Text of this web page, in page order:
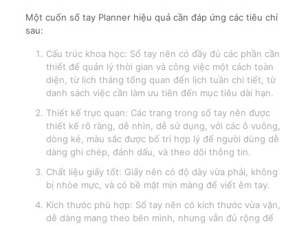
Một cuốn sổ tay Planner hiệu quả cần đáp ứng các tiêu chí
sau:
Cấu trúc khoa học: Sổ tay nên có đầy đủ các phần cần
thiết để quản lý thời gian và công việc một cách toàn
diện, từ lịch tháng tổng quan đến lịch tuần chi tiết, từ
danh sách việc cần làm ưu tiên đến mục tiêu dài hạn.
Thiết kế trực quan: Các trang trong sổ tay nên được
thiết kế rõ ràng, dễ nhìn, dễ sử dụng, với các ô vuông,
dòng kẻ, màu sắc được bố trí hợp lý để người dùng dễ
dàng ghi chép, đánh dấu, và theo dõi thông tin.
Chất liệu giấy tốt: Giấy nên có độ dày vừa phải, không
bị nhòe mực, và có bề mặt mịn màng để viết êm tay.
Kích thước phù hợp: Sổ tay nên có kích thước vừa vặn,
dễ dàng mang theo bên mình, nhưng vẫn đủ rộng để